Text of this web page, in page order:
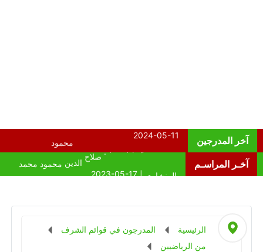
آخر المدرجين
آخـر المراسـم
الرئيسية
المدرجون في قوائم الشرف
من الرياضيين